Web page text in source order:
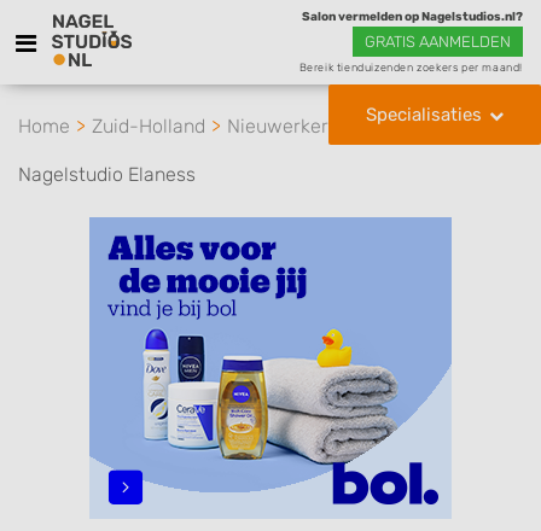
Salon vermelden op Nagelstudios.nl?
GRATIS AANMELDEN
Bereik tienduizenden zoekers per maand!
Specialisaties
Home Zuid-Holland Nieuwerkerk aan den IJssel
Nagelstudio Elaness